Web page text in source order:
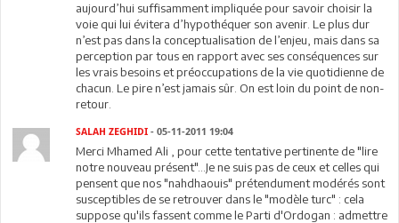
aujourd’hui suffisamment impliquée pour savoir choisir la
voie qui lui évitera d’hypothéquer son avenir. Le plus dur
n’est pas dans la conceptualisation de l’enjeu, mais dans sa
perception par tous en rapport avec ses conséquences sur
les vrais besoins et préoccupations de la vie quotidienne de
chacun. Le pire n’est jamais sûr. On est loin du point de non-
retour.
SALAH ZEGHIDI - 05-11-2011 19:04
Merci Mhamed Ali , pour cette tentative pertinente de "lire
notre nouveau présent"...Je ne suis pas de ceux et celles qui
pensent que nos "nahdhaouis" prétendument modérés sont
susceptibles de se retrouver dans le "modèle turc" : cela
suppose qu'ils fassent comme le Parti d'Ordogan : admettre